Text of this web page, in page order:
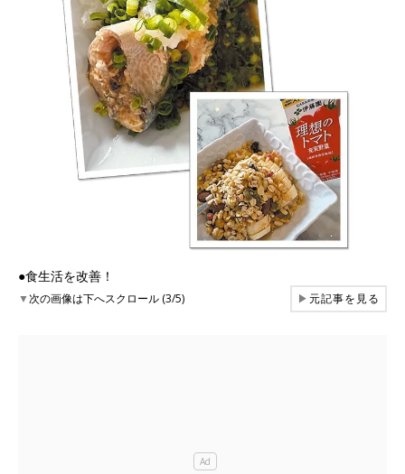
●食生活を改善！
▼次の画像は下へスクロール (3/5) ▶元記事を見る